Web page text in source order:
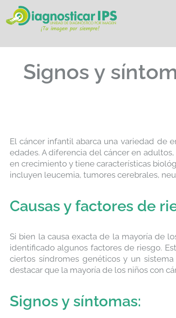
Signos y
El cáncer infantil abarca una variedad de
edades. A diferencia del cáncer en
en crecimiento y tiene características
incluyen leucemia, tumores cerebrales,
Causas y factores de
Si bien la causa exacta de la mayoría de
identificado algunos factores de riesgo.
ciertos síndromes genéticos y un
destacar que la mayoría de los niños con
Signos y síntomas: